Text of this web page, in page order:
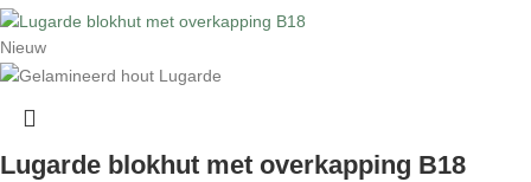
Nieuw
Lugarde blokhut met overkapping B18